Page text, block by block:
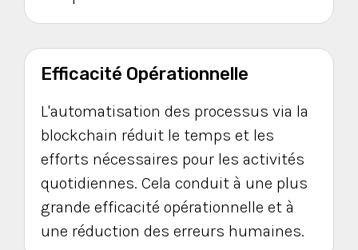
Efficacité Opérationnelle
L'automatisation des processus via la
blockchain réduit le temps et les
efforts nécessaires pour les activités
quotidiennes. Cela conduit à une plus
grande efficacité opérationnelle et à
une réduction des erreurs humaines.